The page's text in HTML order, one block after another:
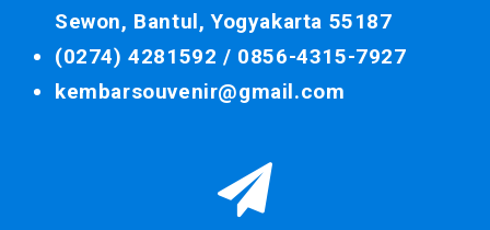
Sewon, Bantul, Yogyakarta 55187
(0274) 4281592 / 0856-4315-7927
kembarsouvenir@gmail.com